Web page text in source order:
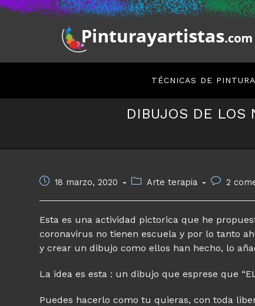
Saltar
TÉCNICAS DE PINTURA
DIBUJOS DE LOS
Publicación
entrada:
18 marzo, 2020
Categoría
entrada:
Arte terapia
entrada:
2
Esta es una actividad pictorica que he
coronavirus no tienen escuela y por lo tanto
y crear un dibujo como ellos han hecho, lo
La idea es esta : un dibujo que esprese que “EL
Puedes hacerlo como tu quieras, con toda